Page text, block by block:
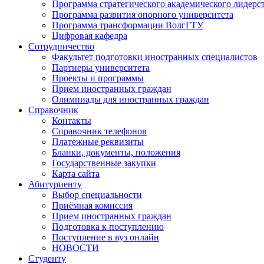
Программа стратегического академического
Программа развития опорного университета
Программа трансформации ВолгГТУ
Цифровая кафедра
Сотрудничество
Факультет подготовки иностранных специалистов
Партнеры университета
Проекты и программы
Прием иностранных граждан
Олимпиады для иностранных граждан
Справочник
Контакты
Справочник телефонов
Платежные реквизиты
Бланки, документы, положения
Государственные закупки
Карта сайта
Абитуриенту
Выбор специальности
Приёмная комиссия
Прием иностранных граждан
Подготовка к поступлению
Поступление в вуз онлайн
НОВОСТИ
Студенту